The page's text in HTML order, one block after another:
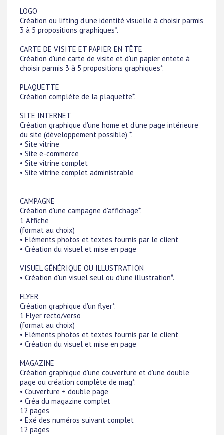
LOGO
Création ou lifting d'une identité visuelle à choisir parmis
3 à 5 propositions graphiques*.
CARTE DE VISITE ET PAPIER EN TÊTE
Création d'une carte de visite et d'un papier entete à
choisir parmis 3 à 5 propositions graphiques*.
PLAQUETTE
Création complète de la plaquette*.
SITE INTERNET
Création graphique d'une home et d'une page intérieure
du site (développement possible) *.
• Site vitrine
• Site e-commerce
• Site vitrine complet
• Site vitrine complet administrable
CAMPAGNE
Création d'une campagne d'affichage*.
1 Affiche
(format au choix)
• Elèments photos et textes fournis par le client
• Création du visuel et mise en page
VISUEL GÉNÉRIQUE OU ILLUSTRATION
• Création d'un visuel seul ou d'une illustration*.
FLYER
Création graphique d'un flyer*.
1 Flyer recto/verso
(format au choix)
• Elèments photos et textes fournis par le client
• Création du visuel et mise en page
MAGAZINE
Création graphique d'une couverture et d'une double
page ou création complète de mag*.
• Couverture + double page
• Créa du magazine complet
12 pages
• Exé des numéros suivant complet
12 pages